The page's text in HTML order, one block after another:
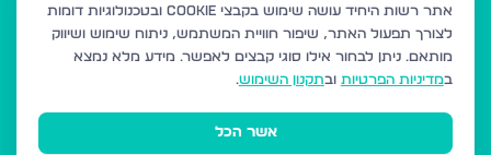
גבעת זאב
בית שמש
רכסים
מודיעין עילית
אתר רשות היחיד עושה שימוש בקבצי Cookie ובטכנולוגיות דומות
לצורך תפעול האתר, שיפור חוויית המשתמש, ניתוח שימוש ושיווק
מותאם. ניתן לבחור אילו סוגי קבצים לאפשר. מידע מלא נמצא
במדיניות הפרטיות ובתקנון השימוש.
אשר הכל